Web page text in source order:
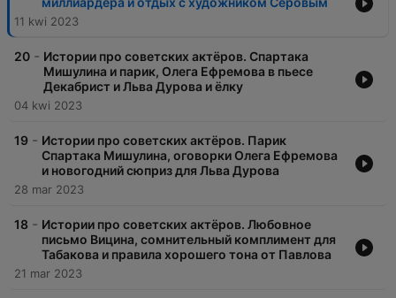
11 kwi 2023
20 - Истории про советских актёров. Спартака
Мишулина и парик, Олега Ефремова в пьесе
Декабрист и Льва Дурова и ёлку
04 kwi 2023
19 - Истории про советских актёров. Парик
Спартака Мишулина, оговорки Олега Ефремова
и новогодний сюприз для Льва Дурова
28 mar 2023
18 - Истории про советских актёров. Любовное
письмо Вицина, сомнительный комплимент для
Табакова и правила хорошего тона от Павлова
21 mar 2023